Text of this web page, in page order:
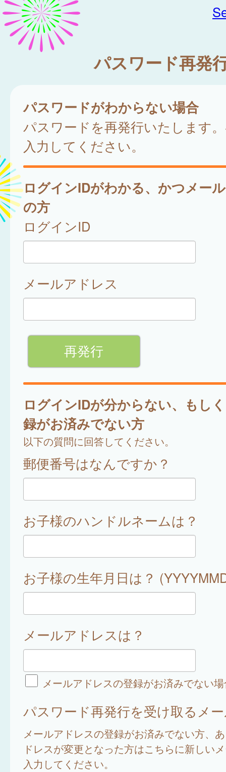
パスワード再発
パスワードがわからない場合
パスワードを再発行いたします
入力してください。
ログインIDがわかる、かつメー
の方
ログインID
メールアドレス
ログインIDが分からない、もし
録がお済みでない方
以下の質問に回答してください。
郵便番号はなんですか？
お子様のハンドルネームは？
お子様の生年月日は？
メールアドレスは？
メールアドレスの登録がお済みでない
パスワード再発行を受け取るメ
メールアドレスの登録がお済みでない方、
ドレスが変更となった方はこちらに新しい
入力してください。